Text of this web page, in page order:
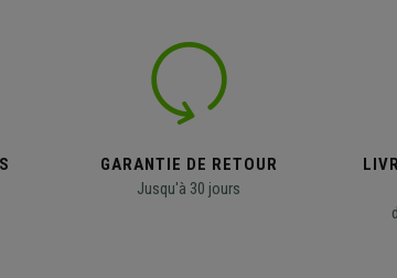
GARANTIE DE RETOUR
Jusqu'à 30 jours